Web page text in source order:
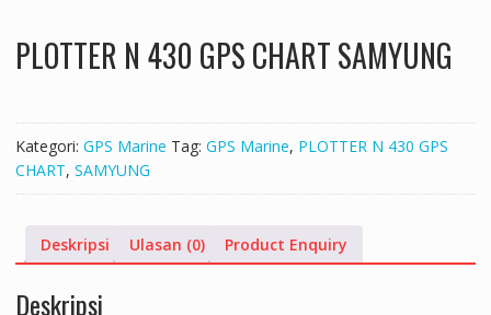
PLOTTER N 430 GPS CHART SAMYUNG
Kategori: GPS Marine Tag: GPS Marine, PLOTTER N 430 GPS
CHART, SAMYUNG
Deskripsi Ulasan (0) Product Enquiry
Deskripsi